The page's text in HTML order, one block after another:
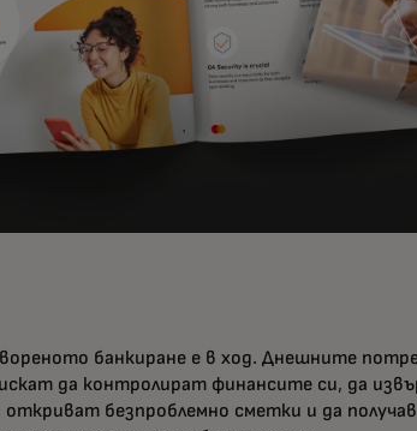
банкиране е в ход. Днешните
да контролират финансите си, да
откриват безпроблемно сметки и да